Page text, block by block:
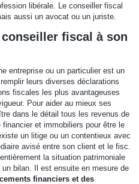
libérale. Le conseiller fiscal
aussi un avocat ou un juriste.
fiscal à son
entreprise ou un particulier est un
leurs diverses déclarations
fiscales les plus avantageuses
Pour aider au mieux ses
dans le détail tous les revenus de
et immobiliers pour être le
un litige ou un contentieux avec
avisé entre son client et le fisc.
la situation patrimoniale
bilan. Il est ensuite en mesure de
financiers et des